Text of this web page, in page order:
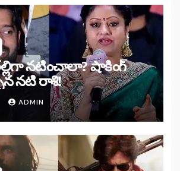
నటించాలా? షాకింగ్
నటి రాశి!
ADMIN